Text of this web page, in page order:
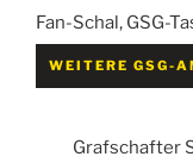
Fan-Schal, GSG-
WEITERE GSG-
Grafschafter